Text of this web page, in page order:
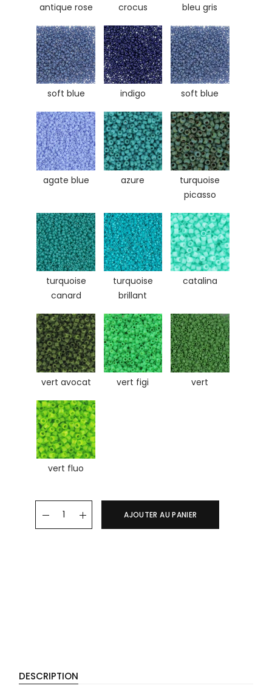
antique rose crocus bleu gris
soft blue indigo soft blue
agate blue azure
turquoise
picasso
turquoise
canard
turquoise
brillant
catalina
vert avocat vert figi vert
vert fluo
Creoles MAEVA quantity
AJOUTER AU PANIER
DESCRIPTION